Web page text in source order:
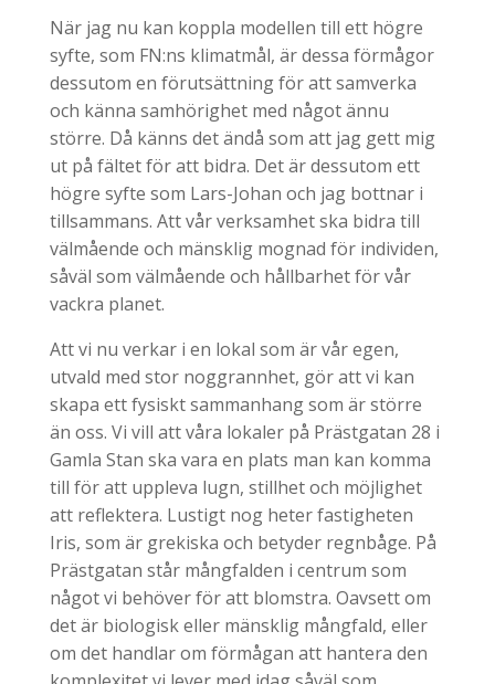
När jag nu kan koppla modellen till ett högre
syfte, som FN:ns klimatmål, är dessa förmågor
dessutom en förutsättning för att samverka
och känna samhörighet med något ännu
större. Då känns det ändå som att jag gett mig
ut på fältet för att bidra. Det är dessutom ett
högre syfte som Lars-Johan och jag bottnar i
tillsammans. Att vår verksamhet ska bidra till
välmående och mänsklig mognad för individen,
såväl som välmående och hållbarhet för vår
vackra planet.
Att vi nu verkar i en lokal som är vår egen,
utvald med stor noggrannhet, gör att vi kan
skapa ett fysiskt sammanhang som är större
än oss. Vi vill att våra lokaler på Prästgatan 28 i
Gamla Stan ska vara en plats man kan komma
till för att uppleva lugn, stillhet och möjlighet
att reflektera. Lustigt nog heter fastigheten
Iris, som är grekiska och betyder regnbåge. På
Prästgatan står mångfalden i centrum som
något vi behöver för att blomstra. Oavsett om
det är biologisk eller mänsklig mångfald, eller
om det handlar om förmågan att hantera den